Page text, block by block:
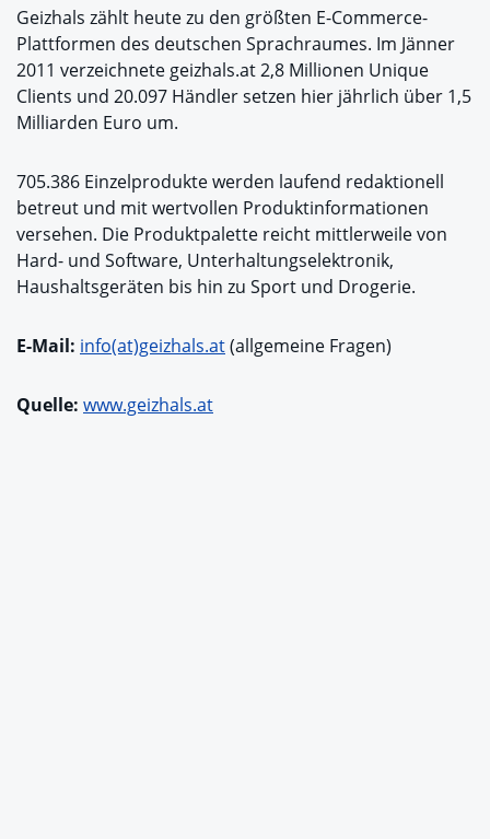
Geizhals zählt heute zu den größten E-Commerce-
Plattformen des deutschen Sprachraumes. Im Jänner
2011 verzeichnete geizhals.at 2,8 Millionen Unique
Clients und 20.097 Händler setzen hier jährlich über 1,5
Milliarden Euro um.
705.386 Einzelprodukte werden laufend redaktionell
betreut und mit wertvollen Produktinformationen
versehen. Die Produktpalette reicht mittlerweile von
Hard- und Software, Unterhaltungselektronik,
Haushaltsgeräten bis hin zu Sport und Drogerie.
E-Mail: info(at)geizhals.at(allgemeine Fragen)
Quelle: www.geizhals.at